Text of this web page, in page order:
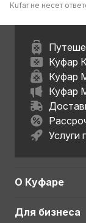
Kufar не несет
Куфар
Куфар
Куфар
Услуги
О Куфаре
Для бизнеса